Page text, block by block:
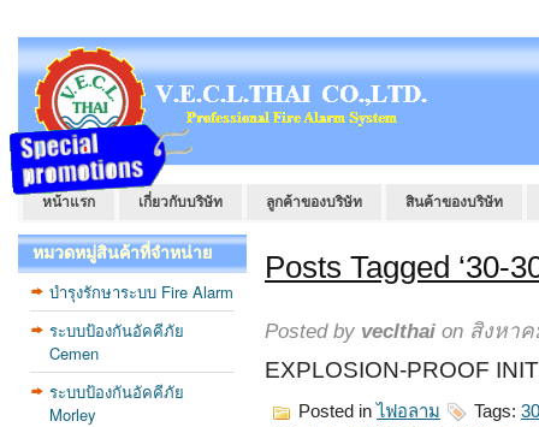
หน้าแรก เกี่ยวกับบริษัท ลูกค้าของบริษัท สินค้าของบริษัท
หมวดหมู่สินค้าที่จำหน่าย
บำรุงรักษาระบบ Fire Alarm
ระบบป้องกันอัคคีภัย
Cemen
ระบบป้องกันอัคคีภัย
Morley
Posts Tagged ‘30-
Posted by veclthai on สิงหาค
EXPLOSION-PROOF
Posted in ไฟอลาม Tags: